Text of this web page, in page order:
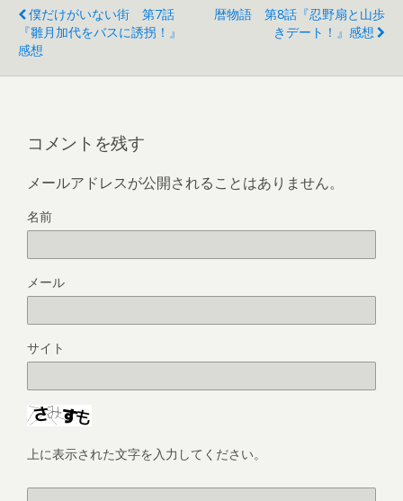
僕だけがいない街 第7話
『雛月加代をバスに誘拐！』
感想
暦物語 第8話『忍野扇と山歩
きデート！』感想
コメントを残す
メールアドレスが公開されることはありません。
名前
メール
サイト
上に表示された文字を入力してください。